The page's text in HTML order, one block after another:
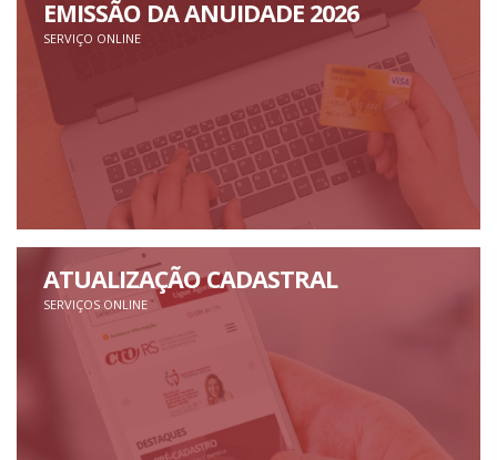
EMISSÃO DA ANUIDADE 2026
SERVIÇO ONLINE
ATUALIZAÇÃO CADASTRAL
SERVIÇOS ONLINE